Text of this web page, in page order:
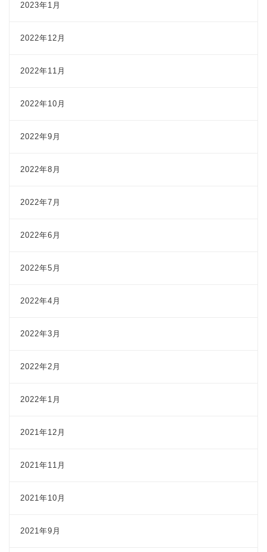
2023年1月
2022年12月
2022年11月
2022年10月
2022年9月
2022年8月
2022年7月
2022年6月
2022年5月
2022年4月
2022年3月
2022年2月
2022年1月
2021年12月
2021年11月
2021年10月
2021年9月